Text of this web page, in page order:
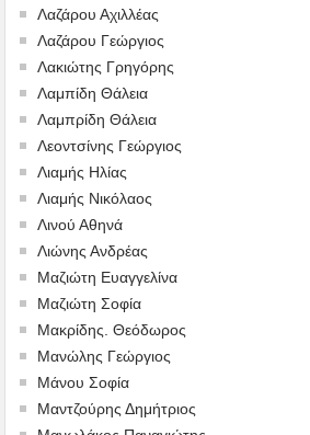
Λαζάρου Αχιλλέας
Λαζάρου Γεώργιος
Λακιώτης Γρηγόρης
Λαμπίδη Θάλεια
Λαμπρίδη Θάλεια
Λεοντσίνης Γεώργιος
Λιαμής Ηλίας
Λιαμής Νικόλαος
Λινού Αθηνά
Λιώνης Ανδρέας
Μαζιώτη Ευαγγελίνα
Μαζιώτη Σοφία
Μακρίδης. Θεόδωρος
Μανώλης Γεώργιος
Μάνου Σοφία
Μαντζούρης Δημήτριος